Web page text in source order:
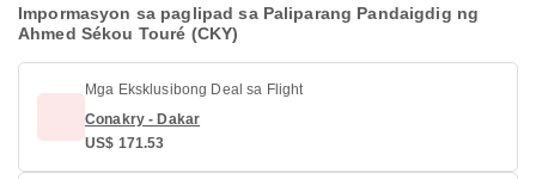
Impormasyon sa paglipad sa Paliparang Pandaigdig ng
Ahmed Sékou Touré (CKY)
Mga Eksklusibong Deal sa Flight
Conakry - Dakar
US$ 171.53